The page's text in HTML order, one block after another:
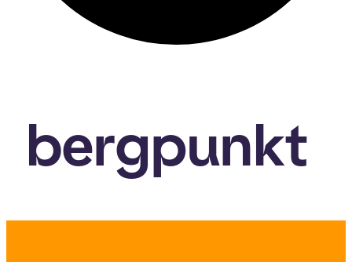
bergpunkt